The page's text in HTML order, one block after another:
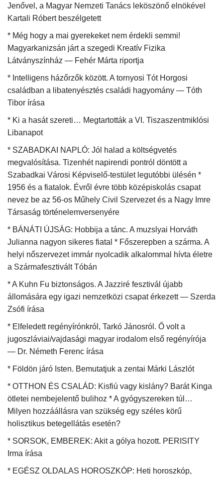
Jenővel, a Magyar Nemzeti Tanács leköszönő elnökével
Kartali Róbert beszélgetett
* Még hogy a mai gyerekeket nem érdekli semmi!
Magyarkanizsán járt a szegedi Kreatív Fizika
Látványszínház — Fehér Márta riportja
* Intelligens házőrzők között. A tornyosi Tót Horgosi
családban a libatenyésztés családi hagyomány — Tóth
Tibor írása
* Ki a hasát szereti… Megtartották a VI. Tiszaszentmiklósi
Libanapot
* SZABADKAI NAPLÓ: Jól halad a költségvetés
megvalósítása. Tizenhét napirendi pontról döntött a
Szabadkai Városi Képviselő-testület legutóbbi ülésén *
1956 és a fiatalok. Évről évre több középiskolás csapat
nevez be az 56-os Műhely Civil Szervezet és a Nagy Imre
Társaság történelemversenyére
* BÁNÁTI ÚJSÁG: Hobbija a tánc. A muzslyai Horváth
Julianna nagyon sikeres fiatal * Főszerepben a szárma. A
helyi nőszervezet immár nyolcadik alkalommal hívta életre
a Szármafesztivált Tóbán
* A Kuhn Fu biztonságos. A Jazziré fesztivál újabb
állomására egy igazi nemzetközi csapat érkezett — Szerda
Zsófi írása
* Elfeledett regényírónkról, Tarkó Jánosról. Ő volt a
jugoszláviai/vajdasági magyar irodalom első regényírója
— Dr. Németh Ferenc írása
* Földön járó Isten. Bemutatjuk a zentai Márki Lászlót
* OTTHON ÉS CSALÁD: Kisfiú vagy kislány? Barát Kinga
ötletei nembejelentő bulihoz * A gyógyszereken túl…
Milyen hozzáállásra van szükség egy széles körű
holisztikus betegellátás esetén?
* SORSOK, EMBEREK: Akit a gólya hozott. PERISITY
Irma írása
* EGÉSZ OLDALAS HOROSZKÓP: Heti horoszkóp,